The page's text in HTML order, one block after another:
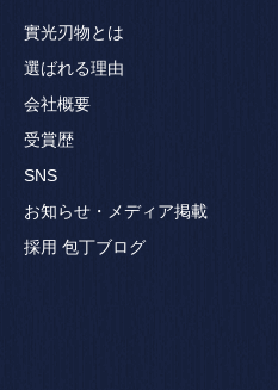
實光刃物とは
選ばれる理由
会社概要
受賞歴
SNS
お知らせ・メディア掲載
採用 包丁ブログ